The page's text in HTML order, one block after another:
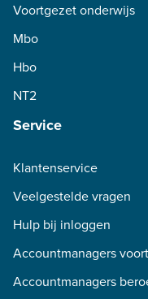
Voortgezet onderwijs
Mbo
Hbo
NT2
Service
Klantenservice
Veelgestelde vragen
Hulp bij inloggen
Accountmanagers
Accountmanagers